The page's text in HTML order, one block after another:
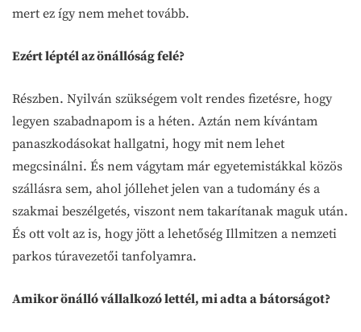
mert ez így nem mehet tovább.
Ezért léptél az önállóság felé?
Részben. Nyilván szükségem volt rendes fizetésre, hogy
legyen szabadnapom is a héten. Aztán nem kívántam
panaszkodásokat hallgatni, hogy mit nem lehet
megcsinálni. És nem vágytam már egyetemistákkal közös
szállásra sem, ahol jóllehet jelen van a tudomány és a
szakmai beszélgetés, viszont nem takarítanak maguk után.
És ott volt az is, hogy jött a lehetőség Illmitzen a nemzeti
parkos túravezetői tanfolyamra.
Amikor önálló vállalkozó lettél, mi adta a bátorságot?